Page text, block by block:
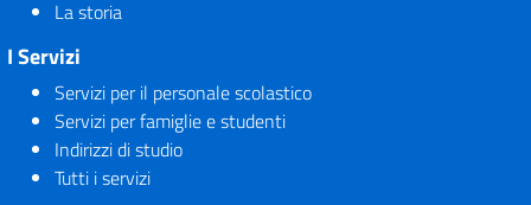
La storia
I Servizi
Servizi per il personale scolastico
Servizi per famiglie e studenti
Indirizzi di studio
Tutti i servizi